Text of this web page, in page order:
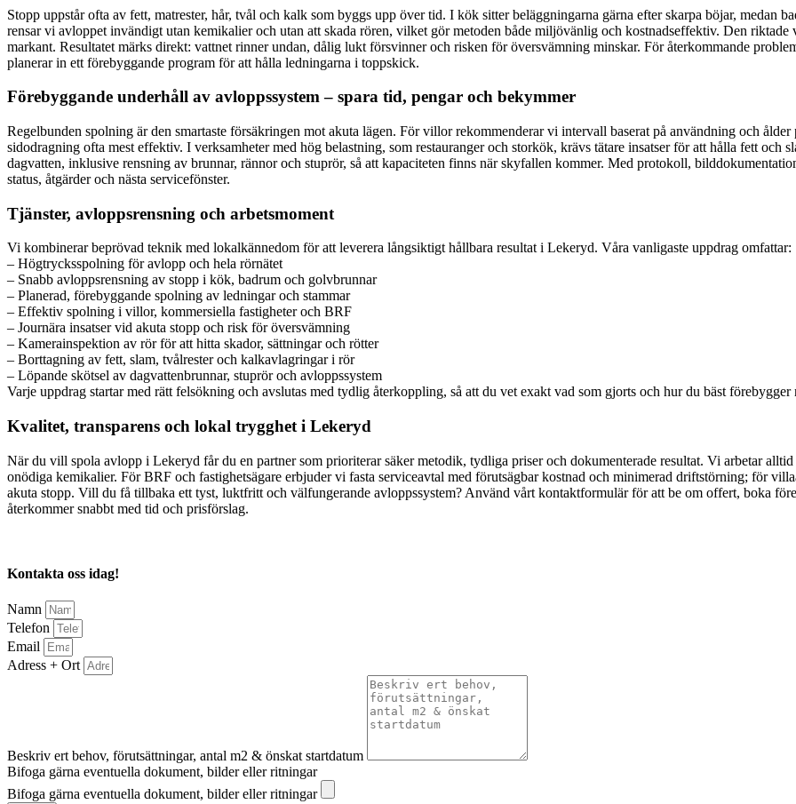
Stopp uppstår ofta av fett, matrester, hår, tvål och kalk som byggs upp över tid. I kök sitter beläggningarna gärna efter skarpa böjar, medan
rensar vi avloppet invändigt utan kemikalier och utan att skada rören, vilket gör metoden både miljövänlig och kostnadseffektiv. Den riktade
markant. Resultatet märks direkt: vattnet rinner undan, dålig lukt försvinner och risken för översvämning minskar. För återkommande
planerar in ett förebyggande program för att hålla ledningarna i toppskick.
Förebyggande underhåll av avloppssystem – spara tid, pengar och bekymmer
Regelbunden spolning är den smartaste försäkringen mot akuta lägen. För villor rekommenderar vi intervall baserat på användning och
sidodragning ofta mest effektiv. I verksamheter med hög belastning, som restauranger och storkök, krävs tätare insatser för att hålla fett och
dagvatten, inklusive rensning av brunnar, rännor och stuprör, så att kapaciteten finns när skyfallen kommer. Med protokoll,
status, åtgärder och nästa servicefönster.
Tjänster, avloppsrensning och arbetsmoment
Vi kombinerar beprövad teknik med lokalkännedom för att leverera långsiktigt hållbara resultat i Lekeryd. Våra vanligaste uppdrag omfattar:
– Högtrycksspolning för avlopp och hela rörnätet
– Snabb avloppsrensning av stopp i kök, badrum och golvbrunnar
– Planerad, förebyggande spolning av ledningar och stammar
– Effektiv spolning i villor, kommersiella fastigheter och BRF
– Journära insatser vid akuta stopp och risk för översvämning
– Kamerainspektion av rör för att hitta skador, sättningar och rötter
– Borttagning av fett, slam, tvålrester och kalkavlagringar i rör
– Löpande skötsel av dagvattenbrunnar, stuprör och avloppssystem
Varje uppdrag startar med rätt felsökning och avslutas med tydlig återkoppling, så att du vet exakt vad som gjorts och hur du bäst förebygger
Kvalitet, transparens och lokal trygghet i Lekeryd
När du vill spola avlopp i Lekeryd får du en partner som prioriterar säker metodik, tydliga priser och dokumenterade resultat. Vi arbetar
onödiga kemikalier. För BRF och fastighetsägare erbjuder vi fasta serviceavtal med förutsägbar kostnad och minimerad driftstörning; för
akuta stopp. Vill du få tillbaka ett tyst, luktfritt och välfungerande avloppssystem? Använd vårt kontaktformulär för att be om offert, boka
återkommer snabbt med tid och prisförslag.
Kontakta oss idag!
Namn
Telefon
Email
Adress + Ort
Beskriv ert behov, förutsättningar, antal m2 & önskat startdatum
Bifoga gärna eventuella dokument, bilder eller ritningar
Bifoga gärna eventuella dokument, bilder eller ritningar